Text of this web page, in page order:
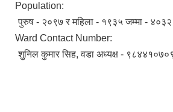
Population:
पुरुष - २०९७ र महिला - १९३५ जम्मा - ४०३२
Ward Contact Number:
शुनिल कुमार सिह, वडा अध्यक्ष -